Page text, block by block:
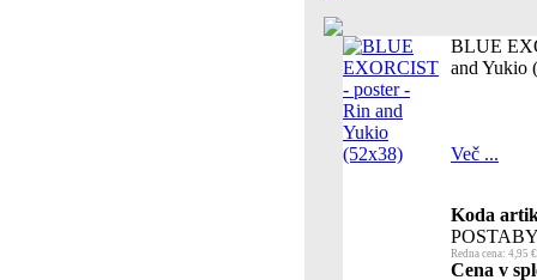
BLUE
and Yukio
Več ...
Koda
Redna cena: 4,95 €
Cena v